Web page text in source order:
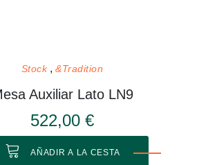
Stock &Tradition
Auxiliar Lato LN9
522,00 €
AÑADIR A LA CESTA